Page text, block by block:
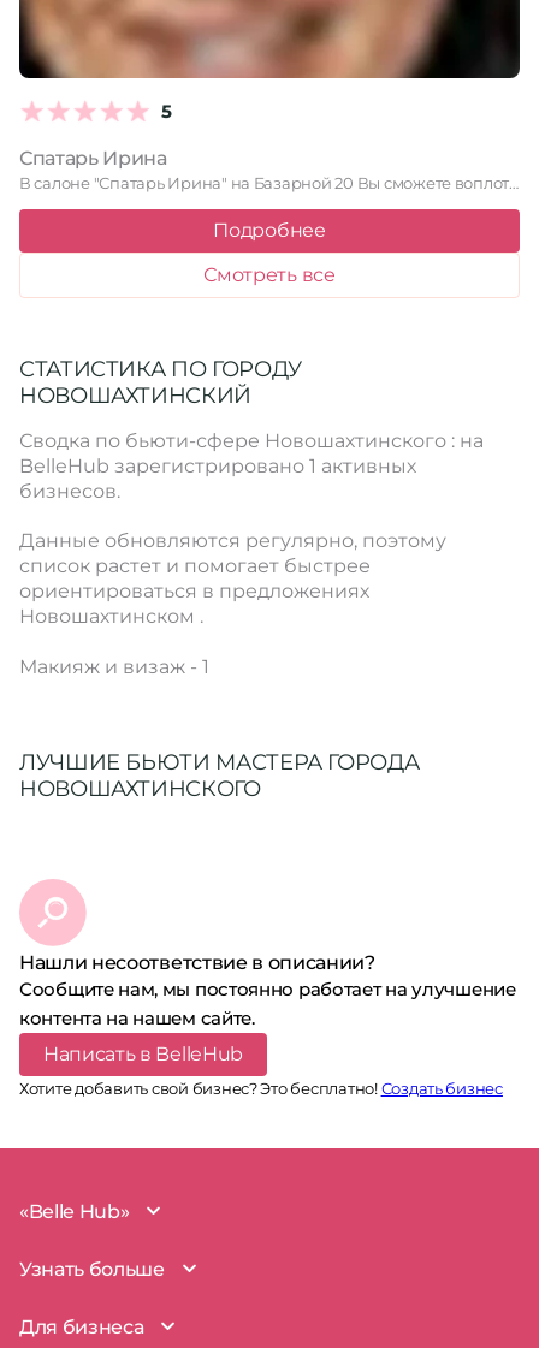
5
Спатарь Ирина
В салоне "Спатарь Ирина" на Базарной 20 Вы сможете воплотить …
Подробнее
Смотреть все
СТАТИСТИКА ПО ГОРОДУ
НОВОШАХТИНСКИЙ
Сводка по бьюти-сфере Новошахтинского : на
BelleHub зарегистрировано 1 активных
бизнесов.
Данные обновляются регулярно, поэтому
список растет и помогает быстрее
ориентироваться в предложениях
Новошахтинском .
Макияж и визаж - 1
ЛУЧШИЕ БЬЮТИ МАСТЕРА ГОРОДА
НОВОШАХТИНСКОГО
Нашли несоответствие в описании?
Сообщите нам, мы постоянно работает на улучшение
контента на нашем сайте.
Написать в BelleHub
Хотите добавить свой бизнес? Это бесплатно!Создать бизнес
«Belle Hub»
О проекте
Наша команда
Узнать больше
BelleHub для вас
Для бизнеса